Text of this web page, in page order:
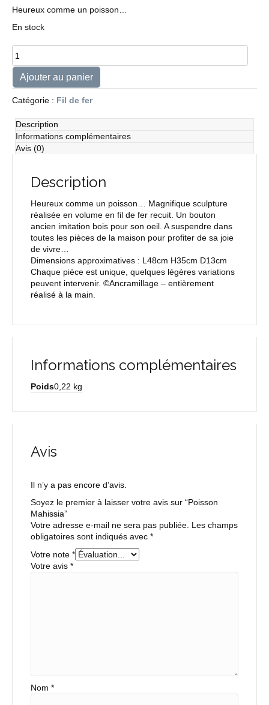
Heureux comme un poisson…
En stock
quantité
de
Poisson
Mahissia
Ajouter au panier
Catégorie : Fil de fer
Description
Informations complémentaires
Avis (0)
Description
Heureux comme un poisson… Magnifique sculpture
réalisée en volume en fil de fer recuit. Un bouton
ancien imitation bois pour son oeil. A suspendre dans
toutes les pièces de la maison pour profiter de sa joie
de vivre…
Dimensions approximatives : L48cm H35cm D13cm
Chaque pièce est unique, quelques légères variations
peuvent intervenir. ©Ancramillage – entièrement
réalisé à la main.
Informations complémentaires
Poids0,22 kg
Avis
Il n’y a pas encore d’avis.
Soyez le premier à laisser votre avis sur “Poisson
Mahissia”
Votre adresse e-mail ne sera pas publiée. Les champs
obligatoires sont indiqués avec *
Votre note *
Votre avis *
Nom *